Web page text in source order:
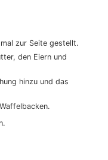
zur Seite gestellt.
den Eiern und
hinzu und das